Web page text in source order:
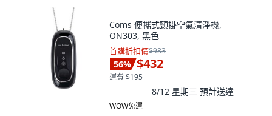
Coms 便攜式頸掛空氣清淨機,
ON303, 黑色
首購折扣價$983
56% $432
運費 $195
8/12 星期三 預計送達
WOW免運